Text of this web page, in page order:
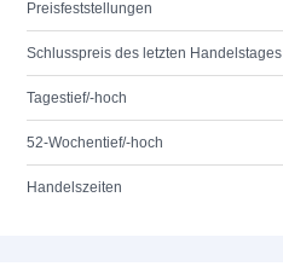
Preisfeststellungen
Schlusspreis des letzten Handelstages
Tagestief/-hoch
52-Wochentief/-hoch
Handelszeiten